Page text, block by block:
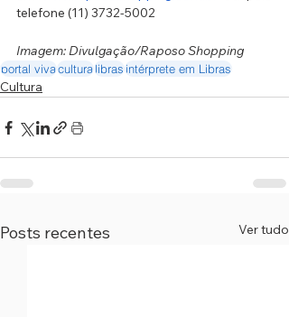
telefone (11) 3732-5002
Imagem: Divulgação/Raposo Shopping
portal vivaculturalibras intérprete em Libras
Cultura
Posts recentes Ver tudo